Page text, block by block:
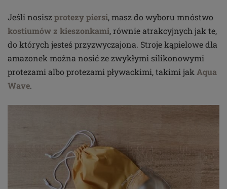
Jeśli nosiszprotezy piersi, masz do wyboru mnóstwo
kostiumów z kieszonkami, równie atrakcyjnych jak te,
do których jesteś przyzwyczajona. Stroje kąpielowe dla
amazonek można nosić ze zwykłymi silikonowymi
protezami albo protezami pływackimi, takimi jak Aqua
Wave.